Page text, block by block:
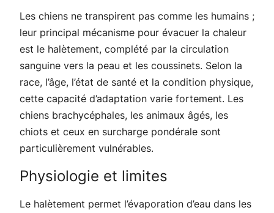
Les chiens ne transpirent pas comme les humains ;
leur principal mécanisme pour évacuer la chaleur
est le halètement, complété par la circulation
sanguine vers la peau et les coussinets. Selon la
race, l’âge, l’état de santé et la condition physique,
cette capacité d’adaptation varie fortement. Les
chiens brachycéphales, les animaux âgés, les
chiots et ceux en surcharge pondérale sont
particulièrement vulnérables.
Physiologie et limites
Le halètement permet l’évaporation d’eau dans les